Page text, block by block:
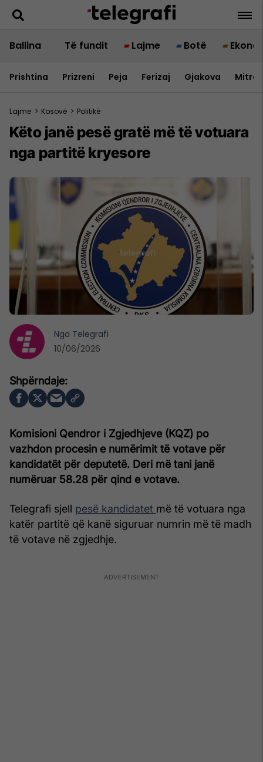
Ballina Të fundit Lajme Botë
Prishtina Prizreni Peja Ferizaj Gjakova
Lajme > Kosovë > Politikë
Këto janë pesë gratë më të votuara
nga partitë kryesore
Komisioni Qendror i Zgjedhjeve (KQZ) po
vazhdon procesin e numërimit të votave për
kandidatët për deputetë. Deri më tani janë
numëruar 58.28 për qind e votave.
Telegrafi sjell pesë kandidatet më të votuara nga
katër partitë që kanë siguruar numrin më të madh
të votave në zgjedhje.
Nga Telegrafi
10/06/2026